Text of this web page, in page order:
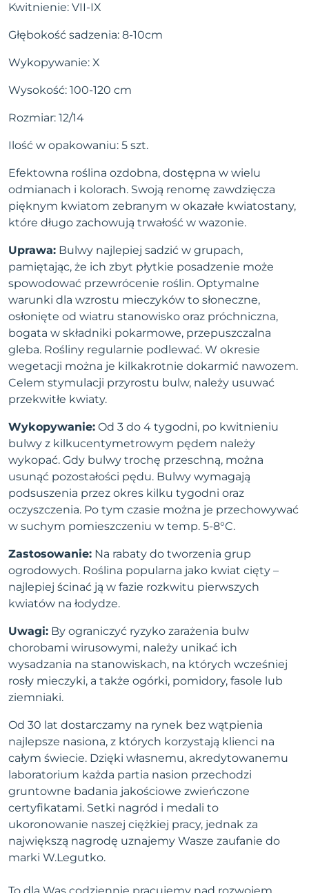
Kwitnienie: VII-IX
Głębokość sadzenia: 8-10cm
Wykopywanie: X
Wysokość: 100-120 cm
Rozmiar: 12/14
Ilość w opakowaniu: 5 szt.
Efektowna roślina ozdobna, dostępna w wielu
odmianach i kolorach. Swoją renomę zawdzięcza
pięknym kwiatom zebranym w okazałe kwiatostany,
które długo zachowują trwałość w wazonie.
Uprawa: Bulwy najlepiej sadzić w grupach,
pamiętając, że ich zbyt płytkie posadzenie może
spowodować przewrócenie roślin. Optymalne
warunki dla wzrostu mieczyków to słoneczne,
osłonięte od wiatru stanowisko oraz próchniczna,
bogata w składniki pokarmowe, przepuszczalna
gleba. Rośliny regularnie podlewać. W okresie
wegetacji można je kilkakrotnie dokarmić nawozem.
Celem stymulacji przyrostu bulw, należy usuwać
przekwitłe kwiaty.
Wykopywanie: Od 3 do 4 tygodni, po kwitnieniu
bulwy z kilkucentymetrowym pędem należy
wykopać. Gdy bulwy trochę przeschną, można
usunąć pozostałości pędu. Bulwy wymagają
podsuszenia przez okres kilku tygodni oraz
oczyszczenia. Po tym czasie można je przechowywać
w suchym pomieszczeniu w temp. 5-8°C.
Zastosowanie: Na rabaty do tworzenia grup
ogrodowych. Roślina popularna jako kwiat cięty –
najlepiej ścinać ją w fazie rozkwitu pierwszych
kwiatów na łodydze.
Uwagi: By ograniczyć ryzyko zarażenia bulw
chorobami wirusowymi, należy unikać ich
wysadzania na stanowiskach, na których wcześniej
rosły mieczyki, a także ogórki, pomidory, fasole lub
ziemniaki.
Od 30 lat dostarczamy na rynek bez wątpienia
najlepsze nasiona, z których korzystają klienci na
całym świecie. Dzięki własnemu, akredytowanemu
laboratorium każda partia nasion przechodzi
gruntowne badania jakościowe zwieńczone
certyfikatami. Setki nagród i medali to
ukoronowanie naszej ciężkiej pracy, jednak za
największą nagrodę uznajemy Wasze zaufanie do
marki W.Legutko.